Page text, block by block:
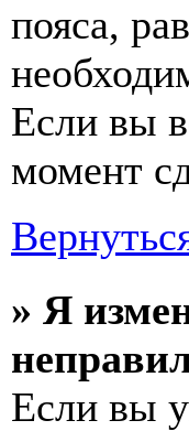
пояса,
Если вы
момент
» Я
Если вы